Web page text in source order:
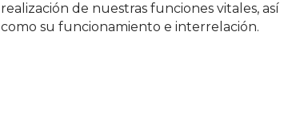
realización de nuestras funciones vitales, así
como su funcionamiento e interrelación.